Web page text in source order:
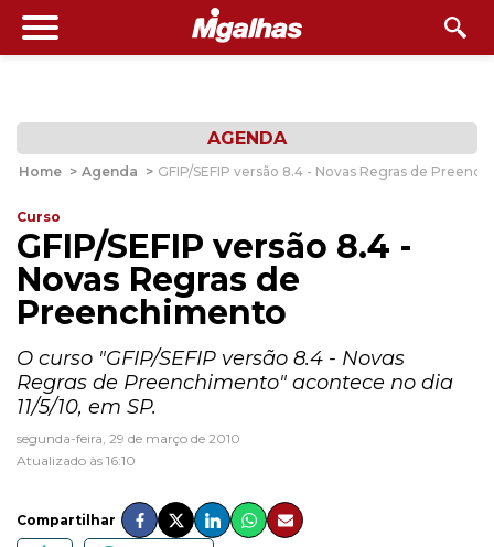
AGENDA
Home > Agenda > GFIP/SEFIP versão 8.4 - Novas Regras de
Curso
GFIP/SEFIP versão 8.4 -
Novas Regras de
Preenchimento
O curso "GFIP/SEFIP versão 8.4 - Novas
Regras de Preenchimento" acontece no dia
11/5/10, em SP.
segunda-feira, 29 de março de 2010
Atualizado às 16:10
Compartilhar